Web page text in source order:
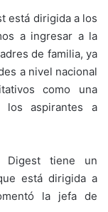
está dirigida a los
a ingresar a la
de familia, ya
a nivel nacional
como una
los aspirantes a
Digest tiene un
está dirigida a
la jefa de